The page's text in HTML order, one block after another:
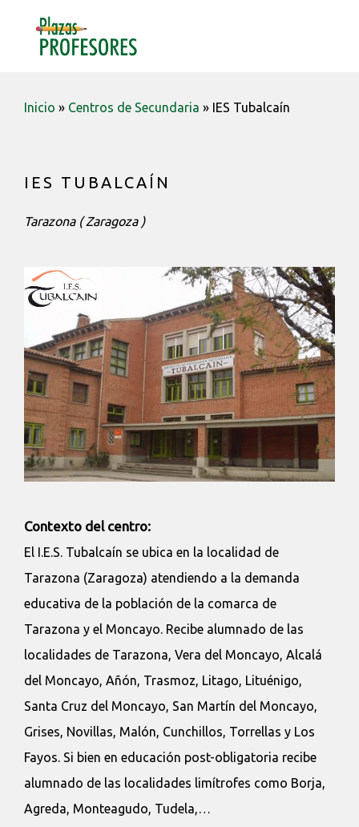
principal
contenido
lateralInicio » Centros de Secundaria » IES Tubalcaín
IES TUBALCAÍN
Tarazona ( Zaragoza )
Contexto del centro:
El I.E.S. Tubalcaín se ubica en la localidad de
Tarazona (Zaragoza) atendiendo a la demanda
educativa de la población de la comarca de
Tarazona y el Moncayo. Recibe alumnado de las
localidades de Tarazona, Vera del Moncayo, Alcalá
del Moncayo, Añón, Trasmoz, Litago, Lituénigo,
Santa Cruz del Moncayo, San Martín del Moncayo,
Grises, Novillas, Malón, Cunchillos, Torrellas y Los
Fayos. Si bien en educación post-obligatoria recibe
alumnado de las localidades limítrofes como Borja,
Agreda, Monteagudo, Tudela,…